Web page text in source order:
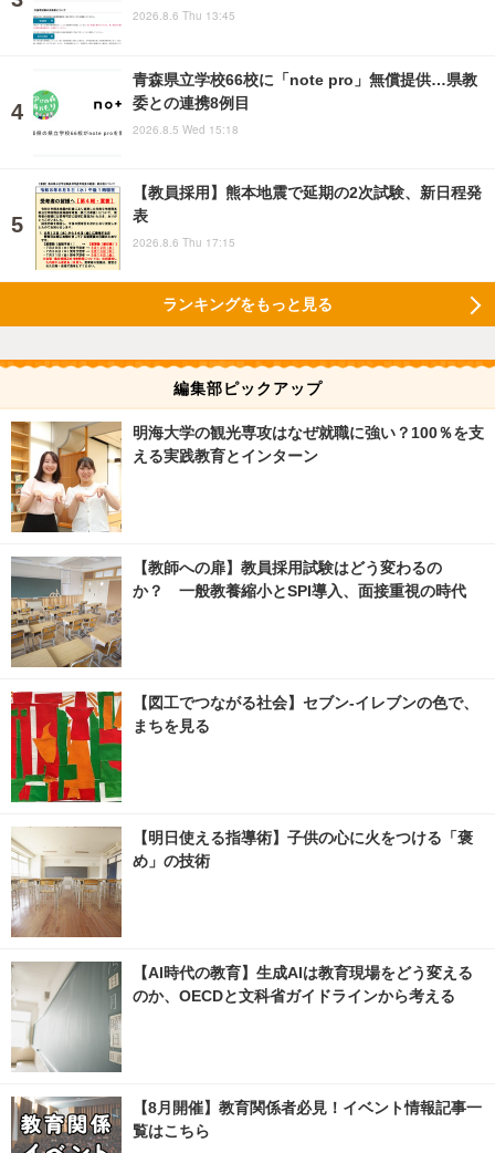
2026.8.6 Thu 13:45
青森県立学校66校に「note pro」無償提供…県教
委との連携8例目
2026.8.5 Wed 15:18
【教員採用】熊本地震で延期の2次試験、新日程発
表
2026.8.6 Thu 17:15
ランキングをもっと見る
編集部ピックアップ
明海大学の観光専攻はなぜ就職に強い？100％を支
える実践教育とインターン
【教師への扉】教員採用試験はどう変わるの
か？ 一般教養縮小とSPI導入、面接重視の時代
【図工でつながる社会】セブン‐イレブンの色で、
まちを見る
【明日使える指導術】子供の心に火をつける「褒
め」の技術
【AI時代の教育】生成AIは教育現場をどう変える
のか、OECDと文科省ガイドラインから考える
【8月開催】教育関係者必見！イベント情報記事一
覧はこちら